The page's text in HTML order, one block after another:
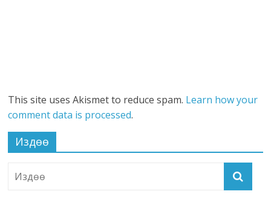
This site uses Akismet to reduce spam. Learn how your
comment data is processed.
Издөө